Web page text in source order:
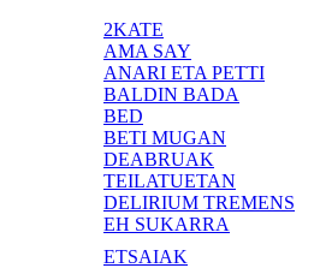
2KATE
AMA SAY
ANARI ETA PETTI
BALDIN BADA
BED
BETI MUGAN
DEABRUAK
TEILATUETAN
DELIRIUM TREMENS
EH SUKARRA
ETSAIAK